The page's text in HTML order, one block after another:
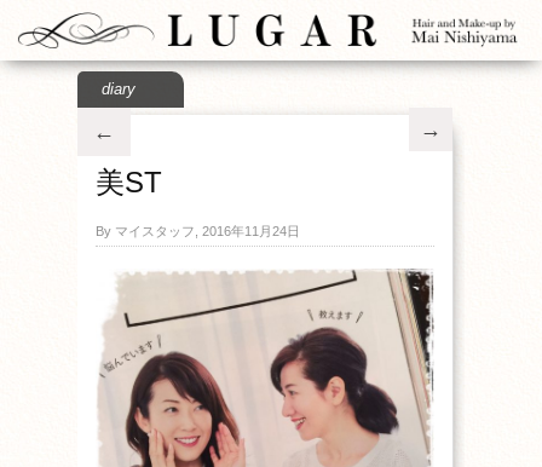
diary
← →
美ST
By マイスタッフ, 2016年11月24日